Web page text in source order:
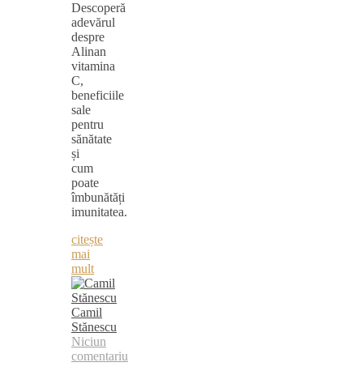
Descoperă
adevărul
despre
Alinan
vitamina
C,
beneficiile
sale
pentru
sănătate
și
cum
poate
îmbunătăți
imunitatea.
citește
mai
mult
Camil
Stănescu
Niciun
comentariu